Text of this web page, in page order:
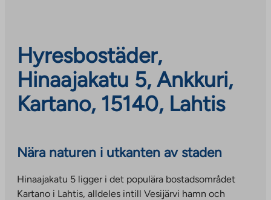
Hyresbostäder,
Hinaajakatu 5, Ankkuri,
Kartano, 15140, Lahtis
Nära naturen i utkanten av staden
Hinaajakatu 5 ligger i det populära bostadsområdet
Kartano i Lahtis, alldeles intill Vesijärvi hamn och